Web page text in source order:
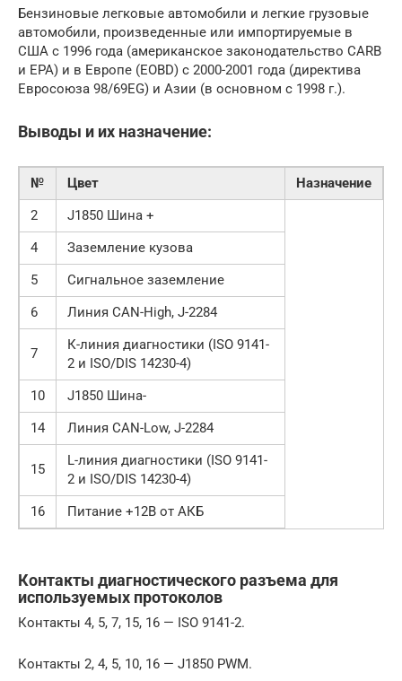
Бензиновые легковые автомобили и легкие грузовые
автомобили, произведенные или импортируемые в
США с 1996 года (американское законодательство CARB
и EPA) и в Европе (EOBD) с 2000-2001 года (директива
Евросоюза 98/69EG) и Азии (в основном с 1998 г.).
Выводы и их назначение:
№ Цвет
Назначение
2
J1850 Шина +
4
Заземление кузова
5
Сигнальное заземление
6
Линия CAN-High, J-2284
7
К-линия диагностики (ISO 9141-
2 и ISO/DIS 14230-4)
10
J1850 Шина-
14
Линия CAN-Low, J-2284
15
L-линия диагностики (ISO 9141-
2 и ISO/DIS 14230-4)
16
Питание +12В от АКБ
Контакты диагностического разъема для
используемых протоколов
Контакты 4, 5, 7, 15, 16 — ISO 9141-2.
Контакты 2, 4, 5, 10, 16 — J1850 PWM.